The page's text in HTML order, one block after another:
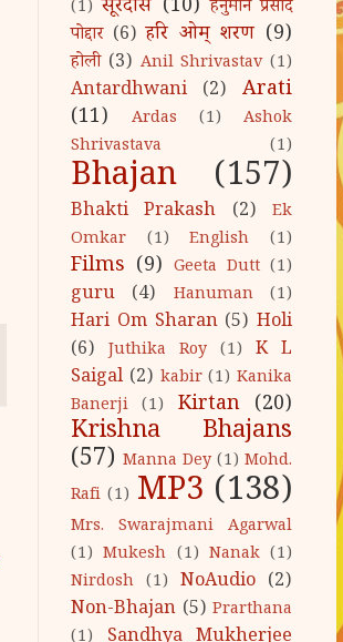
(1) सूरदास (10) हनुमान प्रसाद
पोद्दार (6) हरि ओम्‌ शरण (9)
होली (3) Anil Shrivastav (1)
Antardhwani (2) Arati
(11)
Ardas (1)
Ashok
Shrivastava
(1)
Bhajan (157)
Bhakti Prakash (2)
Ek
Omkar
(1) English (1)
Films (9) Geeta Dutt (1)
guru (4) Hanuman (1)
Hari Om Sharan (5) Holi
(6) Juthika Roy (1) K L
Saigal (2) kabir (1) Kanika
Banerji (1) Kirtan (20)
Krishna Bhajans
(57) Manna Dey (1) Mohd.
Rafi (1) MP3 (138)
Mrs. Swarajmani Agarwal
(1) Mukesh (1) Nanak (1)
Nirdosh (1) NoAudio (2)
Non-Bhajan (5) Prarthana